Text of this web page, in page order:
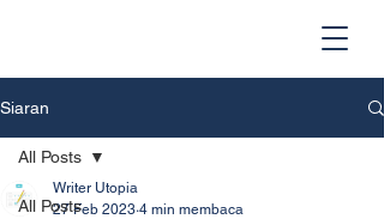
Siaran
All Posts
All Posts
Writer Utopia
27 Feb 2023 4 min membaca